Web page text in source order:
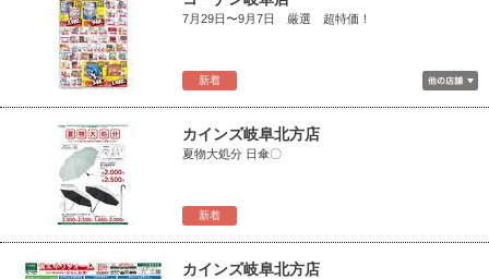
新着
7月29日〜9月7日 厳選 超特価！
新着
カインズ岐阜北方店
夏物大処分 日傘〇
カインズ岐阜北方店